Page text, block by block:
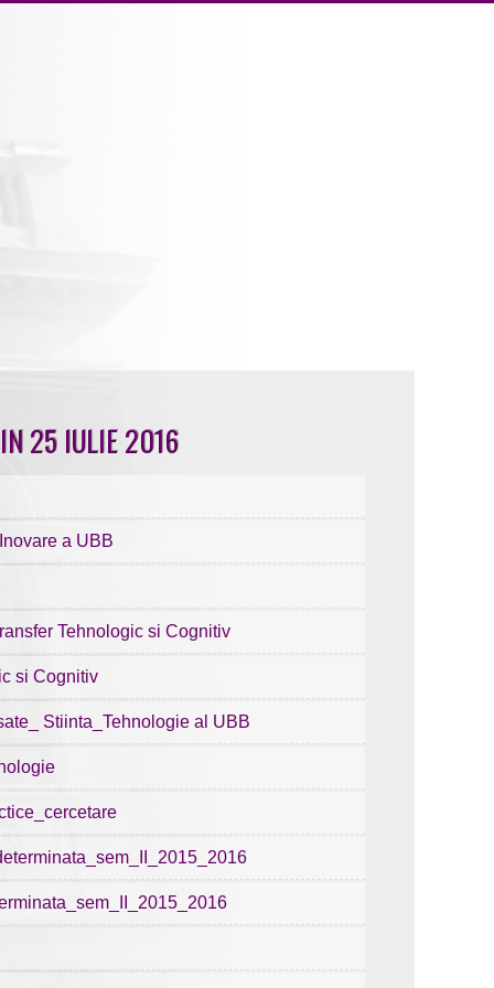
25 IULIE 2016
a UBB
Tehnologic si Cognitiv
si Cognitiv
Stiinta_Tehnologie al UBB